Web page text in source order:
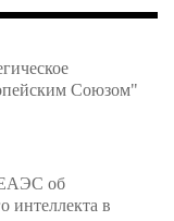
Союзом"
ЕАЭС об
интеллекта в